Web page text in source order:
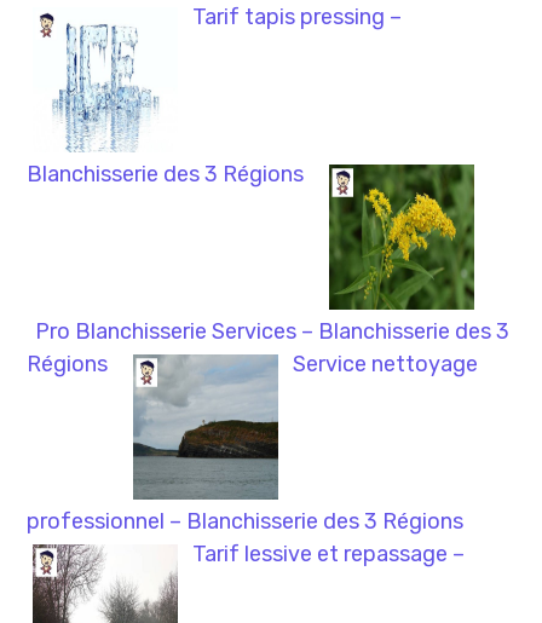
Tarif tapis pressing –
Blanchisserie des 3 Régions
Pro Blanchisserie Services – Blanchisserie des 3
Régions
Service nettoyage
professionnel – Blanchisserie des 3 Régions
Tarif lessive et repassage –